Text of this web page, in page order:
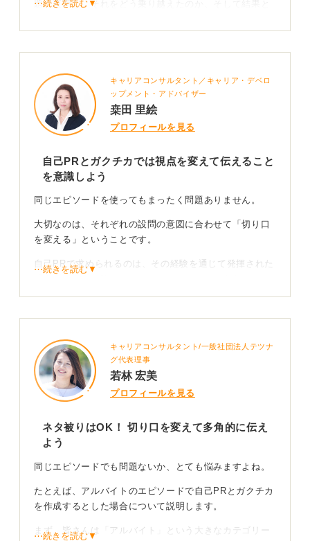
過去の学生生活を振り返り、変化のきっかけとなった行
けの強みとなり、説得力のある自己PRおよびガクチカの
題に直面し、それをどう乗り越えたのか、そして結果と
に伝えることが求められます。
持っておくと良いですね。
自己PRでは「強みとスキル」を軸に切り口を工夫し
よう
一方、自己PRでは、「その経験を通じて培われた強みは
何か、そしてその強みがどのような状況で活かせるの
か」という点に焦点を当てて伝えることが求められま
す。
自己PRとは、エピソードの背景から「自分という人間が
どのような価値を提供できるか」を伝えるものです。
以上のように、意識的に切り分けて話すことで、同じエ
⋯続きを読む▼
キャリアコンサルタント／キャリア・デベロ
ップメント・アドバイザー
桒田 里絵
プロフィールを見る
自己PRとガクチカでは視点を変えて伝えること
を意識しよう
同じエピソードを使ってもまったく問題ありません。
大切なのは、それぞれの設問の意図に合わせて「切り口
を変える」ということです。
自己PRで求められるのは、その経験を通じて発揮された
ようなことができる人間なのかをアピールする項目で
もらえるような内容で作成しましょう。
同じエピソードを異なる視点で伝えることで自己分
析力のアピールにもなる
一方、ガクチカでは、その経験のなかで「目標達成のた
めに、どのように考え、行動したか」というプロセスに
う。
多面的な魅力をアピールでき、自己分析の深さを示すこ
⋯続きを読む▼
キャリアコンサルタント/一般社団法人テツナ
グ代表理事
若林 宏美
プロフィールを見る
ネタ被りはOK！ 切り口を変えて多角的に伝え
よう
同じエピソードでも問題ないか、とても悩みますよね。
たとえば、アルバイトのエピソードで自己PRとガクチカ
を作成するとした場合について説明します。
まず、皆さんは「アルバイト」という大きなカテゴリー
⋯続きを読む▼